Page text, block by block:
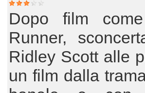
Dopo film
Runner,
Ridley Scott alle
un film dalla